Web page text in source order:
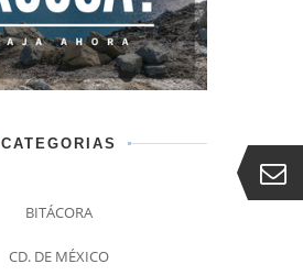
CATEGORIAS
BITÁCORA
CD. DE MÉXICO